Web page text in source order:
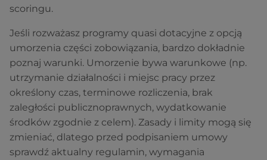
scoringu.
Jeśli rozważasz programy quasi dotacyjne z opcją
umorzenia części zobowiązania, bardzo dokładnie
poznaj warunki. Umorzenie bywa warunkowe (np.
utrzymanie działalności i miejsc pracy przez
określony czas, terminowe rozliczenia, brak
zaległości publicznoprawnych, wydatkowanie
środków zgodnie z celem). Zasady i limity mogą się
zmieniać, dlatego przed podpisaniem umowy
sprawdź aktualny regulamin, wymagania